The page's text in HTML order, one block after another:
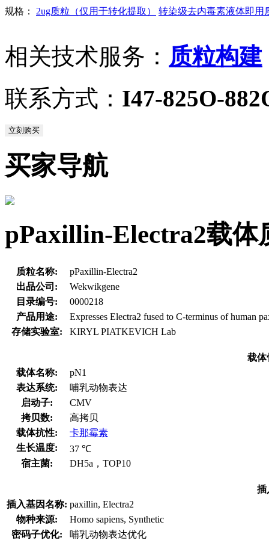
规格： 2ug质粒（仅用于转化提取） 转染级去内毒素液体即用
相关技术服务： 质粒构建
联系方式： I47-825O-
立刻购买
买家导航
pPaxillin-Electra2载体
质粒名称:
pPaxillin-Electra2
出品公司:
Wekwikgene
目录编号:
0000218
产品用途:
Expresses Electra2 fused to C-terminus of human
存储实验室:
KIRYL PIATKEVICH Lab
载体
载体名称:
pN1
表达系统:
哺乳动物表达
启动子:
CMV
拷贝数:
高拷贝
载体抗性:
卡那霉素
生长温度:
37 ℃
宿主菌:
DH5a，TOP10
插
插入基因名称: paxillin, Electra2
物种来源:
Homo sapiens, Synthetic
密码子优化:
哺乳动物表达优化